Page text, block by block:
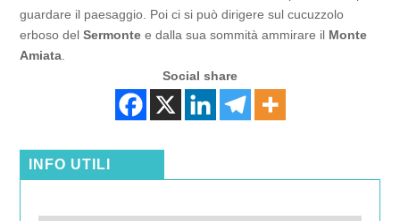
guardare il paesaggio. Poi ci si può dirigere sul cucuzzolo
erboso delSermonte e dalla sua sommità ammirare il Monte
Amiata
Social share
INFO UTILI